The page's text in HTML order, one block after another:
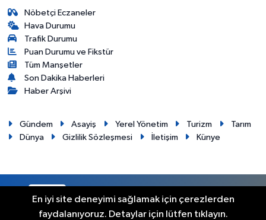
Nöbetçi Eczaneler
Hava Durumu
Trafik Durumu
Puan Durumu ve Fikstür
Tüm Manşetler
Son Dakika Haberleri
Haber Arşivi
Gündem Asayiş Yerel Yönetim Turizm
Tarım
Dünya
Gizlilik Sözleşmesi İletişim Künye
En iyi site deneyimi sağlamak için çerezlerden
faydalanıyoruz. Detaylar için lütfen tıklayın.